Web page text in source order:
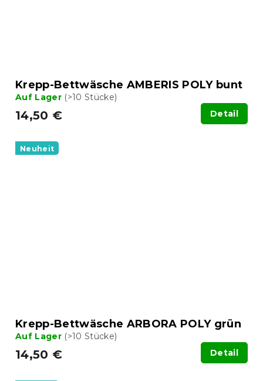
Krepp-Bettwäsche AMBERIS POLY bunt
Auf Lager (>10 Stücke)
14,50 € Detail
Neuheit
Krepp-Bettwäsche ARBORA POLY grün
Auf Lager (>10 Stücke)
14,50 € Detail